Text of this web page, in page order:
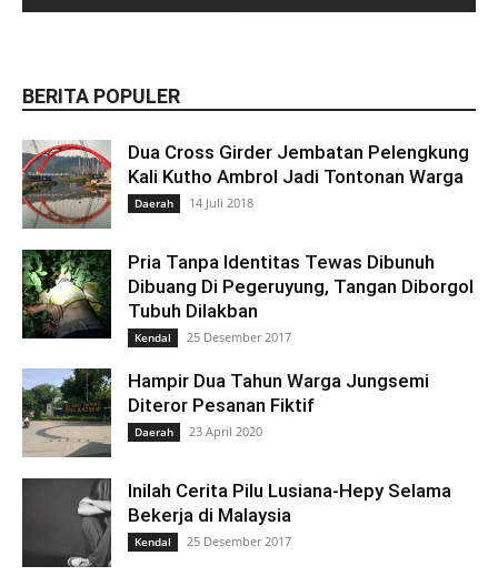
BERITA POPULER
Dua Cross Girder Jembatan Pelengkung
Kali Kutho Ambrol Jadi Tontonan Warga
Daerah 14 Juli 2018
Pria Tanpa Identitas Tewas Dibunuh
Dibuang Di Pegeruyung, Tangan Diborgol
Tubuh Dilakban
Kendal 25 Desember 2017
Hampir Dua Tahun Warga Jungsemi
Diteror Pesanan Fiktif
Daerah 23 April 2020
Inilah Cerita Pilu Lusiana-Hepy Selama
Bekerja di Malaysia
Kendal 25 Desember 2017